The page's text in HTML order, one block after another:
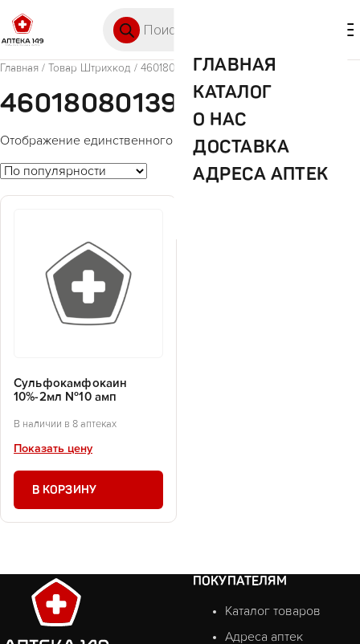
ГЛАВНАЯ
КАТАЛОГ
О НАС
ДОСТАВКА
АДРЕСА АПТЕК
Главная / Товар Штрихкод / 4601808013986
4601808013986
Отображение единственного товара
Сульфокамфокаин
10%-2мл №10 амп
В наличии в 8 аптеках
Показать цену
В КОРЗИНУ
ПОКУПАТЕЛЯМ
Каталог товаров
Адреса аптек